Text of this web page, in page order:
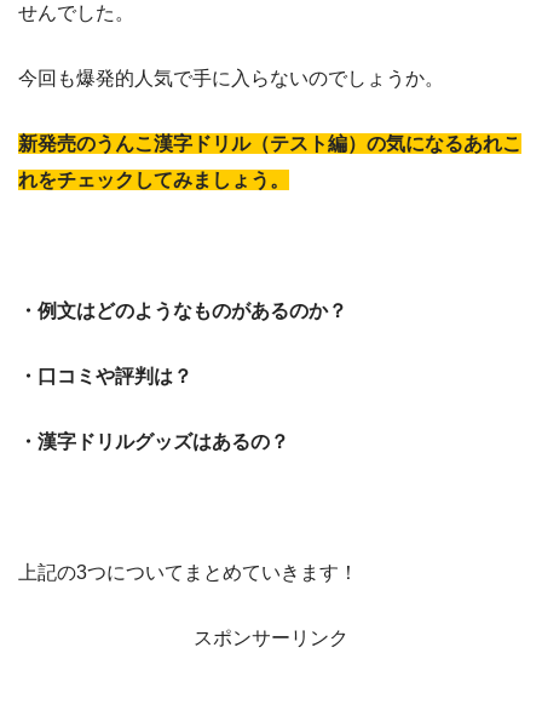
せんでした。
今回も爆発的人気で手に入らないのでしょうか。
新発売のうんこ漢字ドリル（テスト編）の気になるあれこ
れをチェックしてみましょう。
・例文はどのようなものがあるのか？
・口コミや評判は？
・漢字ドリルグッズはあるの？
上記の3つについてまとめていきます！
スポンサーリンク